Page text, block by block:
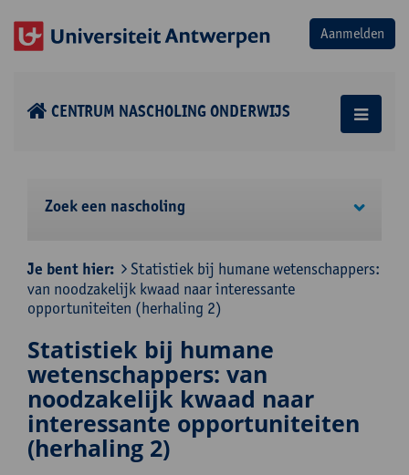
CENTRUM NASCHOLING ONDERWIJS
Zoek een nascholing
Je bent hier:
Statistiek bij humane wetenschappers:
van noodzakelijk kwaad naar interessante
opportuniteiten (herhaling 2)
Statistiek bij humane
wetenschappers: van
noodzakelijk kwaad naar
interessante opportuniteiten
(herhaling 2)